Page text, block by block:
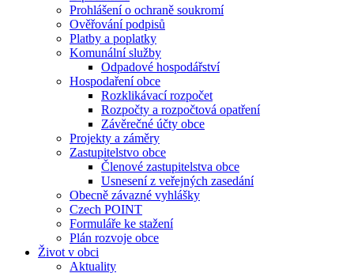
Prohlášení o ochraně soukromí
Ověřování podpisů
Platby a poplatky
Komunální služby
Odpadové hospodářství
Hospodaření obce
Rozklikávací rozpočet
Rozpočty a rozpočtová opatření
Závěrečné účty obce
Projekty a záměry
Zastupitelstvo obce
Členové zastupitelstva obce
Usnesení z veřejných zasedání
Obecně závazné vyhlášky
Czech POINT
Formuláře ke stažení
Plán rozvoje obce
Život v obci
Aktuality